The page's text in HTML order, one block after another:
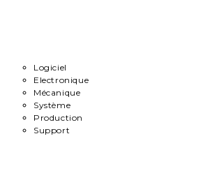
Logiciel
Electronique
Mécanique
Système
Production
Support